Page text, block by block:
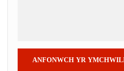
ANFONWCH YR